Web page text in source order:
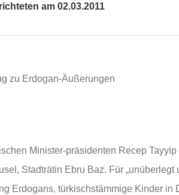
am 02.03.2011
zu Erdogan-Äußerungen
Minister-präsidenten Recep
Stadträtin Ebru Baz. Für „unüberlegt
Erdogans, türkischstämmige Kinder in